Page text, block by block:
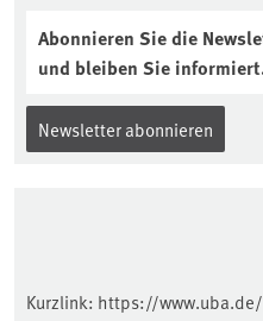
Abonnieren Sie die
und bleiben Sie
Newsletter abonnieren
Kurzlink: https://